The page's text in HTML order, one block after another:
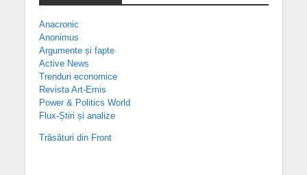
Anacronic
Anonimus
Argumente și fapte
Active News
Trenduri economice
Revista Art-Emis
Power & Politics World
Flux-Știri și analize
Trăsături din Front